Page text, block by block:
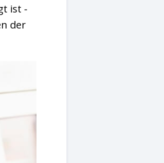
ist -
der